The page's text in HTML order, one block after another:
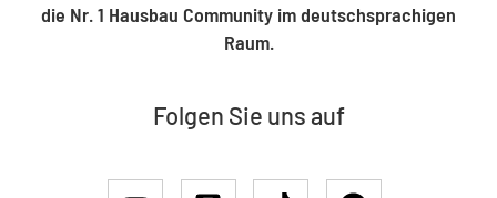
die Nr. 1 Hausbau Community im deutschsprachigen
Raum.
Folgen Sie uns auf